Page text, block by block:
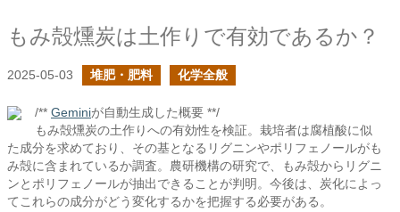
もみ殻燻炭は土作りで有効であるか？
2025-05-03 堆肥・肥料 化学全般
/** Geminiが自動生成した概要 **/
もみ殻燻炭の土作りへの有効性を検証。栽培者は腐植酸に似
た成分を求めており、その基となるリグニンやポリフェノールがも
み殻に含まれているか調査。農研機構の研究で、もみ殻からリグニ
ンとポリフェノールが抽出できることが判明。今後は、炭化によっ
てこれらの成分がどう変化するかを把握する必要がある。